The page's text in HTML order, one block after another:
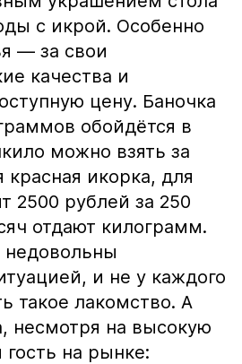
с икрой. Особенно
— за свои
качества и
цену. Баночка
обойдётся в
можно взять за
красная икорка, для
2500 рублей за 250
отдают килограмм.
и не у каждого
такое лакомство. А
несмотря на высокую
на рынке: